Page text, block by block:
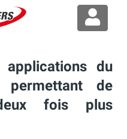
du
permettant de
fois plus